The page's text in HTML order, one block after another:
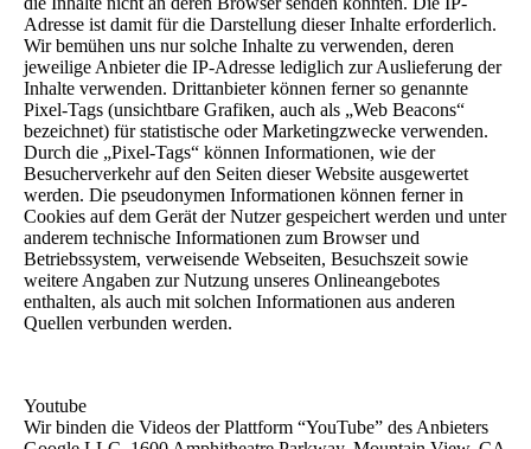
Adresse ist damit für die Darstellung dieser Inhalte erforderlich.
Wir bemühen uns nur solche Inhalte zu verwenden, deren
jeweilige Anbieter die IP-Adresse lediglich zur Auslieferung der
Inhalte verwenden. Drittanbieter können ferner so genannte
Pixel-Tags (unsichtbare Grafiken, auch als „Web Beacons“
bezeichnet) für statistische oder Marketingzwecke verwenden.
Durch die „Pixel-Tags“ können Informationen, wie der
Besucherverkehr auf den Seiten dieser Website ausgewertet
werden. Die pseudonymen Informationen können ferner in
Cookies auf dem Gerät der Nutzer gespeichert werden und unter
anderem technische Informationen zum Browser und
Betriebssystem, verweisende Webseiten, Besuchszeit sowie
weitere Angaben zur Nutzung unseres Onlineangebotes
enthalten, als auch mit solchen Informationen aus anderen
Quellen verbunden werden.
Youtube
Wir binden die Videos der Plattform “YouTube” des Anbieters